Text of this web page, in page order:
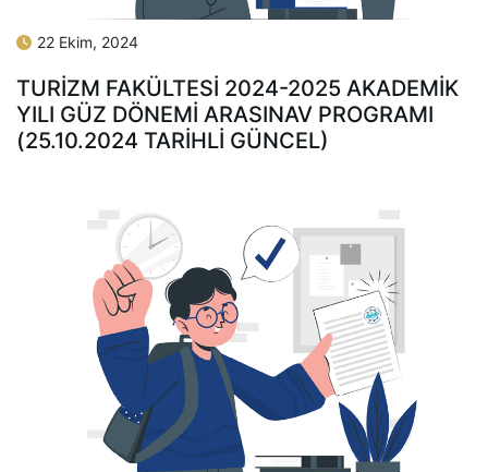
22 Ekim, 2024
TURİZM FAKÜLTESİ 2024-2025 AKADEMİK
YILI GÜZ DÖNEMİ ARASINAV PROGRAMI
(25.10.2024 TARIHLI GÜNCEL)